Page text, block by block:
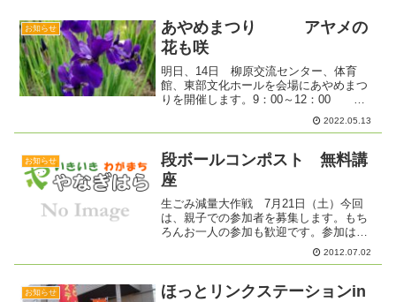
お知らせ
あやめまつり アヤメの
花も咲
明日、14日 柳原交流センター、体育
館、東部文化ホールを会場にあやめまつ
りを開催します。9：00～12：00 東
部文化ホール 塔鋺形合子の展示9：30～
10：30 東部文化ホール 講演会13：
示...
2022.05.13
お知らせ
段ボールコンポスト 無料講
座
生ごみ減量大作戦 7月21日（土）今回
は、親子での参加者を募集します。もち
ろんお一人の参加も歓迎です。参加は無
料です。＜材料費は、長野市と自治協議
会で負担します＞申し込みは、電話 ２
７：００
2012.07.02
お知らせ
ほっとリンクステーションin